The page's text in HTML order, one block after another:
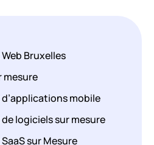
Bruxelles
mesure
mobile
logiciels sur mesure
sur Mesure